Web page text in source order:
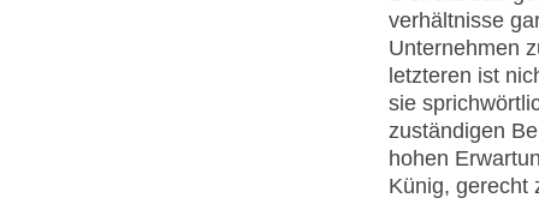
verhältnisse
Unternehmen
letzteren ist
sie
zuständigen
hohen
Künig, gerecht